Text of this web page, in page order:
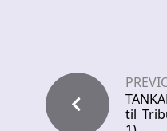
til